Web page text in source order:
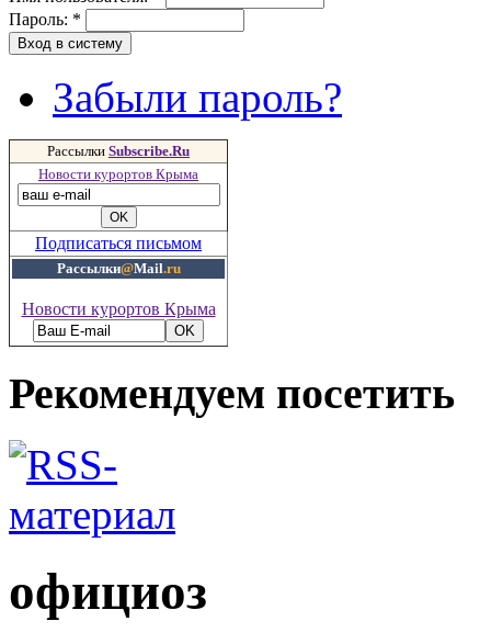
Пароль: *
Забыли пароль?
Рассылки Subscribe.Ru
Новости курортов Крыма
Подписаться письмом
Рассылки@Mail.ru
Новости курортов Крыма
Рекомендуем посетить
официоз